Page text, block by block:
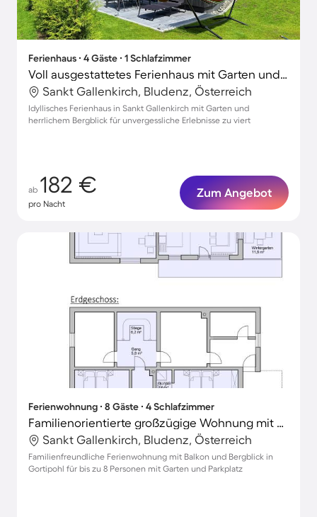
Ferienhaus ∙ 4 Gäste ∙ 1 Schlafzimmer
Voll ausgestattetes Ferienhaus mit Garten und Terrasse | Bergblick
Sankt Gallenkirch, Bludenz, Österreich
Idyllisches Ferienhaus in Sankt Gallenkirch mit Garten und
herrlichem Bergblick für unvergessliche Erlebnisse zu viert
ab 182 €
pro Nacht
Zum Angebot
Ferienwohnung ∙ 8 Gäste ∙ 4 Schlafzimmer
Familienorientierte großzügige Wohnung mit Terrasse und Garten | Bergblick
Sankt Gallenkirch, Bludenz, Österreich
Familienfreundliche Ferienwohnung mit Balkon und Bergblick in
Gortipohl für bis zu 8 Personen mit Garten und Parkplatz